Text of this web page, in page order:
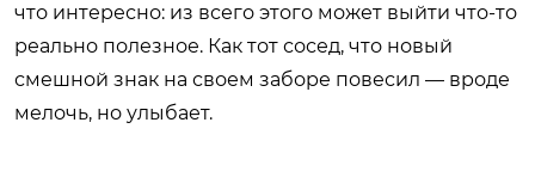
что интересно: из всего этого может выйти что-то
реально полезное. Как тот сосед, что новый
смешной знак на своем заборе повесил — вроде
мелочь, но улыбает.